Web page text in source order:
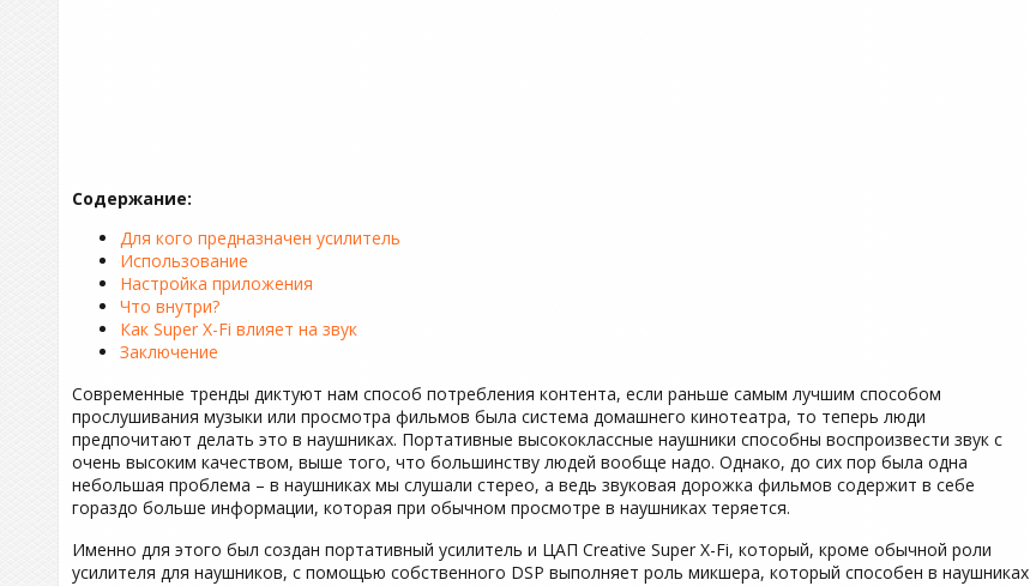
Содержание:
Для кого предназначен усилитель
Использование
Настройка приложения
Что внутри?
Как Super X-Fi влияет на звук
Заключение
Современные тренды диктуют нам способ потребления контента, если раньше самым лучшим способом
прослушивания музыки или просмотра фильмов была система домашнего кинотеатра, то теперь люди
предпочитают делать это в наушниках. Портативные высококлассные наушники способны воспроизвести звук с
очень высоким качеством, выше того, что большинству людей вообще надо. Однако, до сих пор была одна
небольшая проблема – в наушниках мы слушали стерео, а ведь звуковая дорожка фильмов содержит в себе
гораздо больше информации, которая при обычном просмотре в наушниках теряется.
Именно для этого был создан портативный усилитель и ЦАП Creative Super X-Fi, который, кроме обычной роли
усилителя для наушников, с помощью собственного DSP выполняет роль микшера, который способен в наушниках